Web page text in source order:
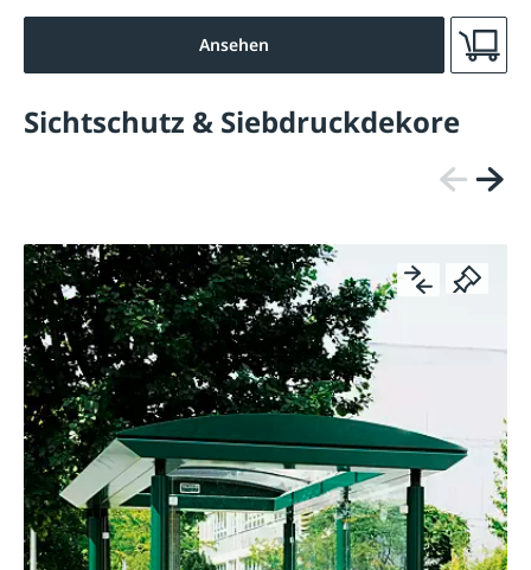
Ansehen
Sichtschutz & Siebdruckdekore